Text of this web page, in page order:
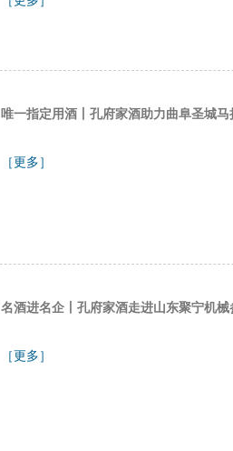
唯一指定用酒丨孔府家酒助力曲阜圣城
［更多］
名酒进名企丨孔府家酒走进山东聚宁机械
［更多］